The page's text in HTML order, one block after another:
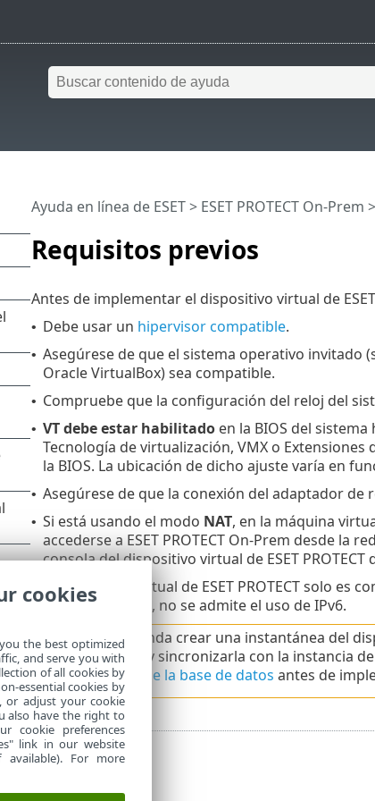
Requisitos previos
Ayuda en línea de ESET> ESET PROTECT On-Prem >
Antes de implementar el dispositivo virtual de
• Debe usar un hipervisor compatible.
• Asegúrese de que el sistema operativo invitado
Oracle VirtualBox) sea compatible.
• Compruebe que la configuración del reloj del
• VT debe estar habilitadoen la BIOS del sistema
Tecnología de virtualización, VMX o
la BIOS. La ubicación de dicho ajuste varía en
• Asegúrese de que la conexión del adaptador
• Si está usando el modo NAT, en la máquina
accederse a ESET PROTECT On-Prem desde la
consola del dispositivo virtual de ESET
El dispositivo virtual de ESET PROTECT solo
un entorno IPv6, no se admite el uso de IPv6.
Se recomienda crear una instantánea del
configurar y sincronizarla con la instancia de
seguridad de la base de datos antes de
cookies
the best optimized
and serve you with
of all cookies by
essential cookies by
or adjust your cookie
also have the right to
cookie preferences
link in our website
For more